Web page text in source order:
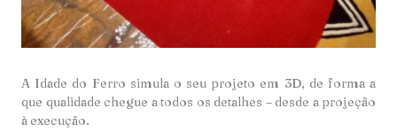
A Idade do Ferro simula o seu projeto em 3D, de forma a
que qualidade chegue a todos os detalhes – desde a projeção
à execução.